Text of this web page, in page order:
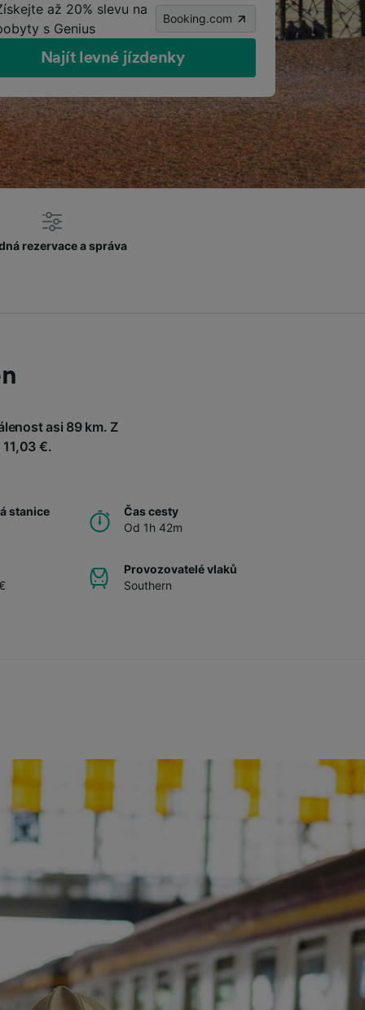
až 20% slevu na
s Genius
Booking.com
Najít levné jízdenky
rezervace a správa
asi 89 km. Z
€.
stanice
Čas cesty
Od 1h 42m
Provozovatelé vlaků
Southern